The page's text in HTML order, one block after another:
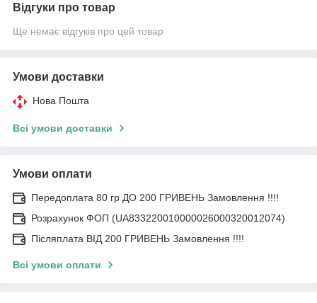
Відгуки про товар
Ще немає відгуків про цей товар
Умови доставки
Нова Пошта
Всі умови доставки
Умови оплати
Передоплата 80 гр ДО 200 ГРИВЕНЬ Замовлення !!!!
Розрахунок ФОП (UA833220010000026000320012074)
Післяплата ВІД 200 ГРИВЕНЬ Замовлення !!!!
Всі умови оплати